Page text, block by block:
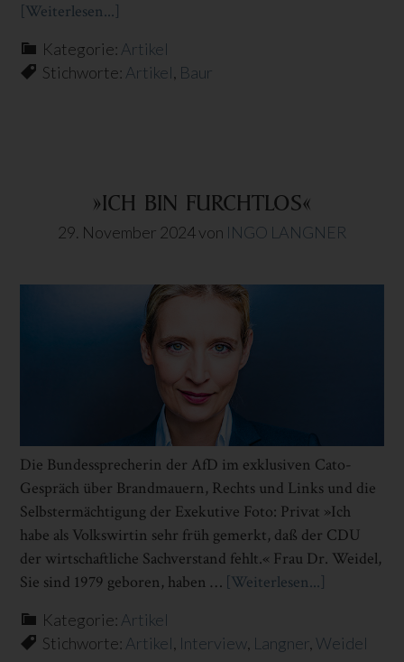
[Weiterlesen...]
Plugin
FRAGWÜRDIGE
Kategorie: Artikel
Stichworte: Artikel, Baur
»ICH BIN FURCHTLOS«
29. November 2024von INGO LANGNER
Die Bundessprecherin der AfD im exklusiven Cato-
Gespräch über Brandmauern, Rechts und Links und die
Selbstermächtigung der Exekutive Foto: Privat »Ich
habe als Volkswirtin sehr früh gemerkt, daß der CDU
der wirtschaftliche Sachverstand fehlt.« Frau Dr. ­Weidel,
Sie sind 1979 geboren, haben … [Weiterlesen...]
»ICH
Kategorie: Artikel
Stichworte: Artikel, Interview, Langner,Weidel